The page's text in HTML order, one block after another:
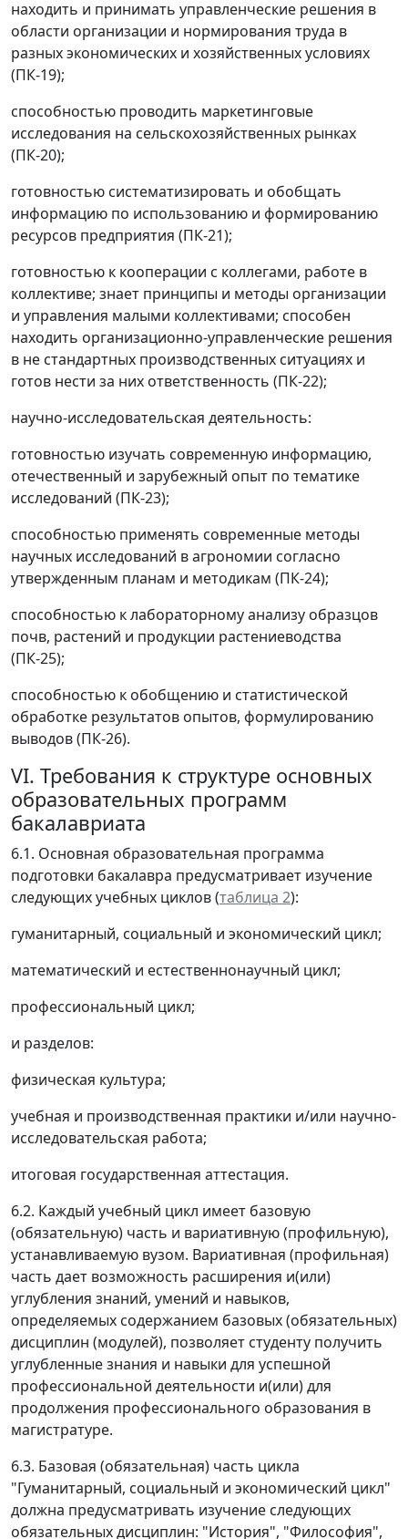
находить и принимать управленческие решения в
области организации и нормирования труда в
разных экономических и хозяйственных условиях
(ПК-19);
способностью проводить маркетинговые
исследования на сельскохозяйственных рынках
(ПК-20);
готовностью систематизировать и обобщать
информацию по использованию и формированию
ресурсов предприятия (ПК-21);
готовностью к кооперации с коллегами, работе в
коллективе; знает принципы и методы организации
и управления малыми коллективами; способен
находить организационно-управленческие решения
в не стандартных производственных ситуациях и
готов нести за них ответственность (ПК-22);
научно-исследовательская деятельность:
готовностью изучать современную информацию,
отечественный и зарубежный опыт по тематике
исследований (ПК-23);
способностью применять современные методы
научных исследований в агрономии согласно
утвержденным планам и методикам (ПК-24);
способностью к лабораторному анализу образцов
почв, растений и продукции растениеводства
(ПК-25);
способностью к обобщению и статистической
обработке результатов опытов, формулированию
выводов (ПК-26).
VI. Требования к структуре основных
образовательных программ
бакалавриата
6.1. Основная образовательная программа
подготовки бакалавра предусматривает изучение
следующих учебных циклов (таблица 2):
гуманитарный, социальный и экономический цикл;
математический и естественнонаучный цикл;
профессиональный цикл;
и разделов:
физическая культура;
учебная и производственная практики и/или научно-
исследовательская работа;
итоговая государственная аттестация.
6.2. Каждый учебный цикл имеет базовую
(обязательную) часть и вариативную (профильную),
устанавливаемую вузом. Вариативная (профильная)
часть дает возможность расширения и(или)
углубления знаний, умений и навыков,
определяемых содержанием базовых (обязательных)
дисциплин (модулей), позволяет студенту получить
углубленные знания и навыки для успешной
профессиональной деятельности и(или) для
продолжения профессионального образования в
магистратуре.
6.3. Базовая (обязательная) часть цикла
"Гуманитарный, социальный и экономический цикл"
должна предусматривать изучение следующих
обязательных дисциплин: "История", "Философия",